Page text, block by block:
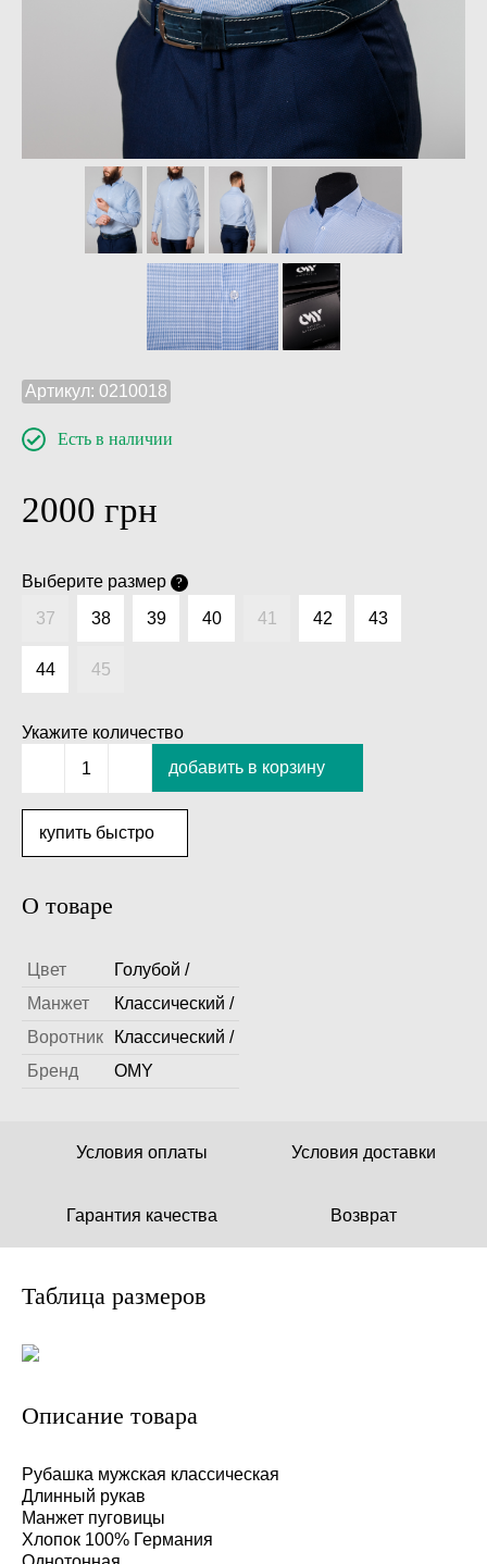
Артикул: 0210018
Есть в наличии
2000 грн
Выберите размер ?
37 38 39 40 41 42 43
44 45
Укажите количество
1
добавить в корзину
купить быстро
О товаре
Цвет
Голубой /
Манжет
Классический /
Воротник
Классический /
Бренд
OMY
Условия оплаты Условия доставки
Гарантия качества Возврат
Таблица размеров
Описание товара
Рубашка мужская классическая
Длинный рукав
Манжет пуговицы
Хлопок 100% Германия